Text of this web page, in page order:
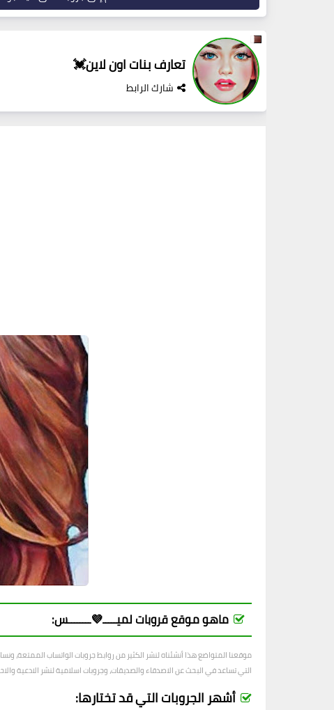
تعارف بنات اون لاين💓
شارك الرابط
ماهو موقع قروبات لميـــــ💜ــــــــس:
موقعنا المتواضع هذا أنشئناه لنشر الكثير من روابط جروبات الواتساب الممتعة،
التي تساعد في البحث عن الاصدقاء والصديقات، وجروبات اسلامية لنشر الادعية
أشهر الجروبات التي قد تختارها: